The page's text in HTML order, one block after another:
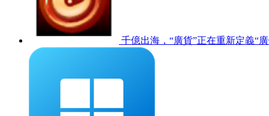
千億出海，“廣貨”正在重新定義“